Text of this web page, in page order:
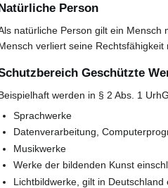
Person
natürliche Person gilt ein Mensch
verliert seine Rechtsfähigkeit
Geschützte
werden in § 2 Abs. 1
Sprachwerke
Datenverarbeitung,
Musikwerke
Werke der bildenden Kunst
Lichtbildwerke, gilt in